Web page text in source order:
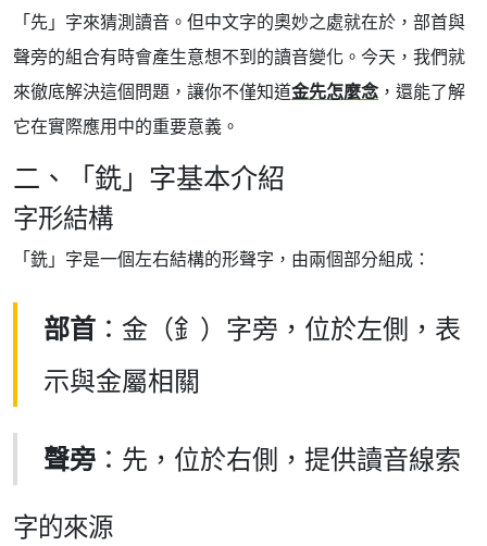
「先」字來猜測讀音。但中文字的奧妙之處就在於，部首與
聲旁的組合有時會產生意想不到的讀音變化。今天，我們就
來徹底解決這個問題，讓你不僅知道金先怎麼念 ，還能了解
它在實際應用中的重要意義。
二、「銑」字基本介紹
字形結構
「銑」字是一個左右結構的形聲字，由兩個部分組成：
部首 ：金（釒）字旁，位於左側，表
示與金屬相關
聲旁 ：先，位於右側，提供讀音線索
字的來源